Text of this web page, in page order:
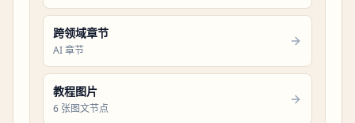
跨领域章节
AI 章节
教程图片
6 张图文节点